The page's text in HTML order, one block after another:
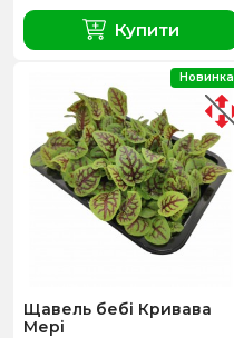
Купити
Щавель бебі Кривава
Мері
Новинка